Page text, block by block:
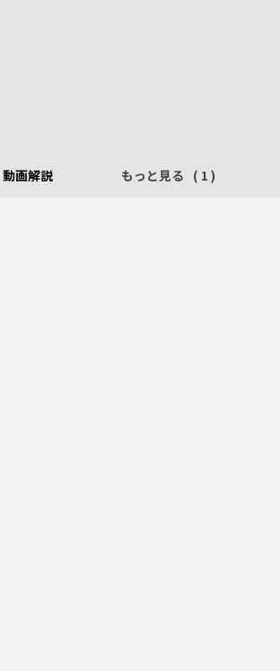
動画解説 もっと見る